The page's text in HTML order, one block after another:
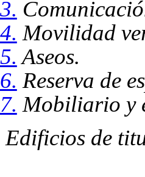
Movilidad
Aseos.
Reserva de
Mobiliario y
Edificios de